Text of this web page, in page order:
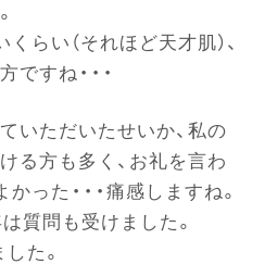
らい（それほど天才肌）、
すね・・・
いただいたせいか、私の
る方も多く、お礼を言わ
った・・・痛感しますね。
質問も受けました。
た。